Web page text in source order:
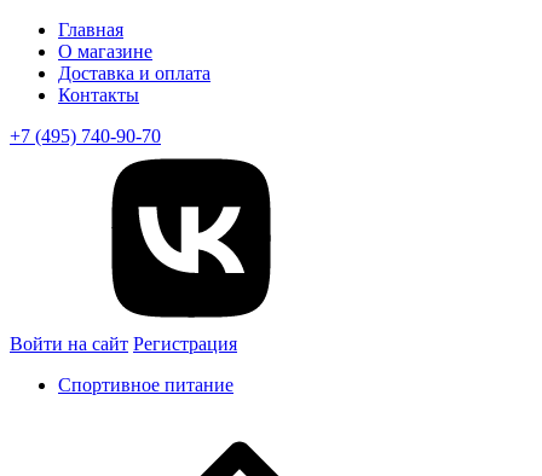
Главная
О магазине
Доставка и оплата
Контакты
+7 (495) 740-90-70
Войти на сайт Регистрация
Спортивное питание